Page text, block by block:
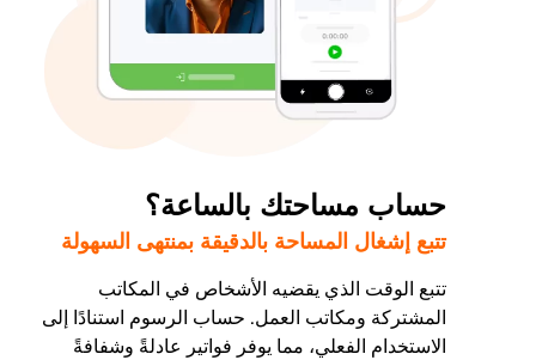
حساب مساحتك بالساعة؟
تتبع إشغال المساحة بالدقيقة بمنتهى السهولة
تتبع الوقت الذي يقضيه الأشخاص في المكاتب
المشتركة ومكاتب العمل. حساب الرسوم استنادًا إلى
الاستخدام الفعلي، مما يوفر فواتير عادلةً وشفافةً